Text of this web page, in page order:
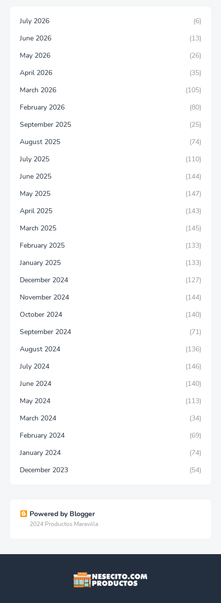
July 2026
(6)
June 2026
(13)
May 2026
(26)
April 2026
(35)
March 2026
(105)
February 2026
(80)
September 2025
(25)
August 2025
(74)
July 2025
(110)
June 2025
(144)
May 2025
(147)
April 2025
(143)
March 2025
(145)
February 2025
(133)
January 2025
(133)
December 2024
(127)
November 2024
(144)
October 2024
(140)
September 2024
(71)
August 2024
(136)
July 2024
(146)
June 2024
(140)
May 2024
(113)
March 2024
(34)
February 2024
(69)
January 2024
(74)
December 2023
(54)
Powered by Blogger
2024 Productos Maravilla